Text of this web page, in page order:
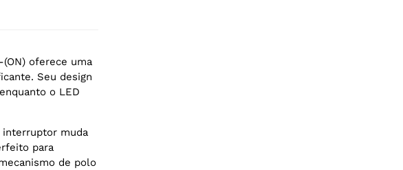
(ON) oferece uma
Seu design
o LED
interruptor muda
para
de polo